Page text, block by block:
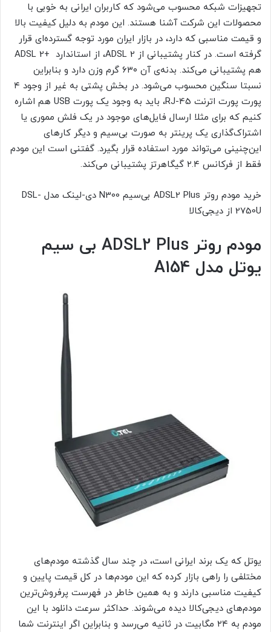
تجهیزات شبکه محسوب می‌شود که کاربران ایرانی به خوبی با
محصولات این شرکت آشنا هستند. این مودم به دلیل کیفیت بالا
و قیمت مناسبی که دارد، در بازار ایران مورد توجه گسترده‌ای قرار
گرفته است. در کنار پشتیبانی از ADSL 2، از استاندارد +ADSL 2
هم پشتیبانی می‌کند. بدنه‌ی آن ۶۳۰ گرم وزن دارد و بنابراین
نسبتا سنگین محسوب می‌شود. در بخش پشتی به غیر از وجود ۴
پورت پورت اترنت RJ-45، باید به وجود یک پورت USB هم اشاره
کنیم که برای مثلا ارسال فایل‌های موجود در یک فلش مموری یا
اشتراک‌گذاری یک پرینتر به صورت بی‌سیم و دیگر کارهای
این‌چنینی می‌تواند مورد استفاده قرار بگیرد. گفتنی است این مودم
فقط از فرکانس ۲.۴ گیگاهرتز پشتیبانی می‌کند.
خرید مودم روتر ADSL2 Plus بی‌سیم N300 دی-لینک مدل DSL-
2750U از دیجی‌کالا
مودم روتر ADSL2 Plus بی سیم
یوتل مدل A154
یوتل که یک برند ایرانی است، در چند سال گذشته مودم‌های
مختلفی را راهی بازار کرده که این مودم‌ها در کل قیمت پایین و
کیفیت مناسبی دارند و به همین خاطر در فهرست پرفروش‌ترین
مودم‌های دیجی‌کالا دیده می‌شوند. حداکثر سرعت دانلود با این
مودم به ۲۴ مگابیت در ثانیه می‌رسد و بنابراین اگر اینترنت شما